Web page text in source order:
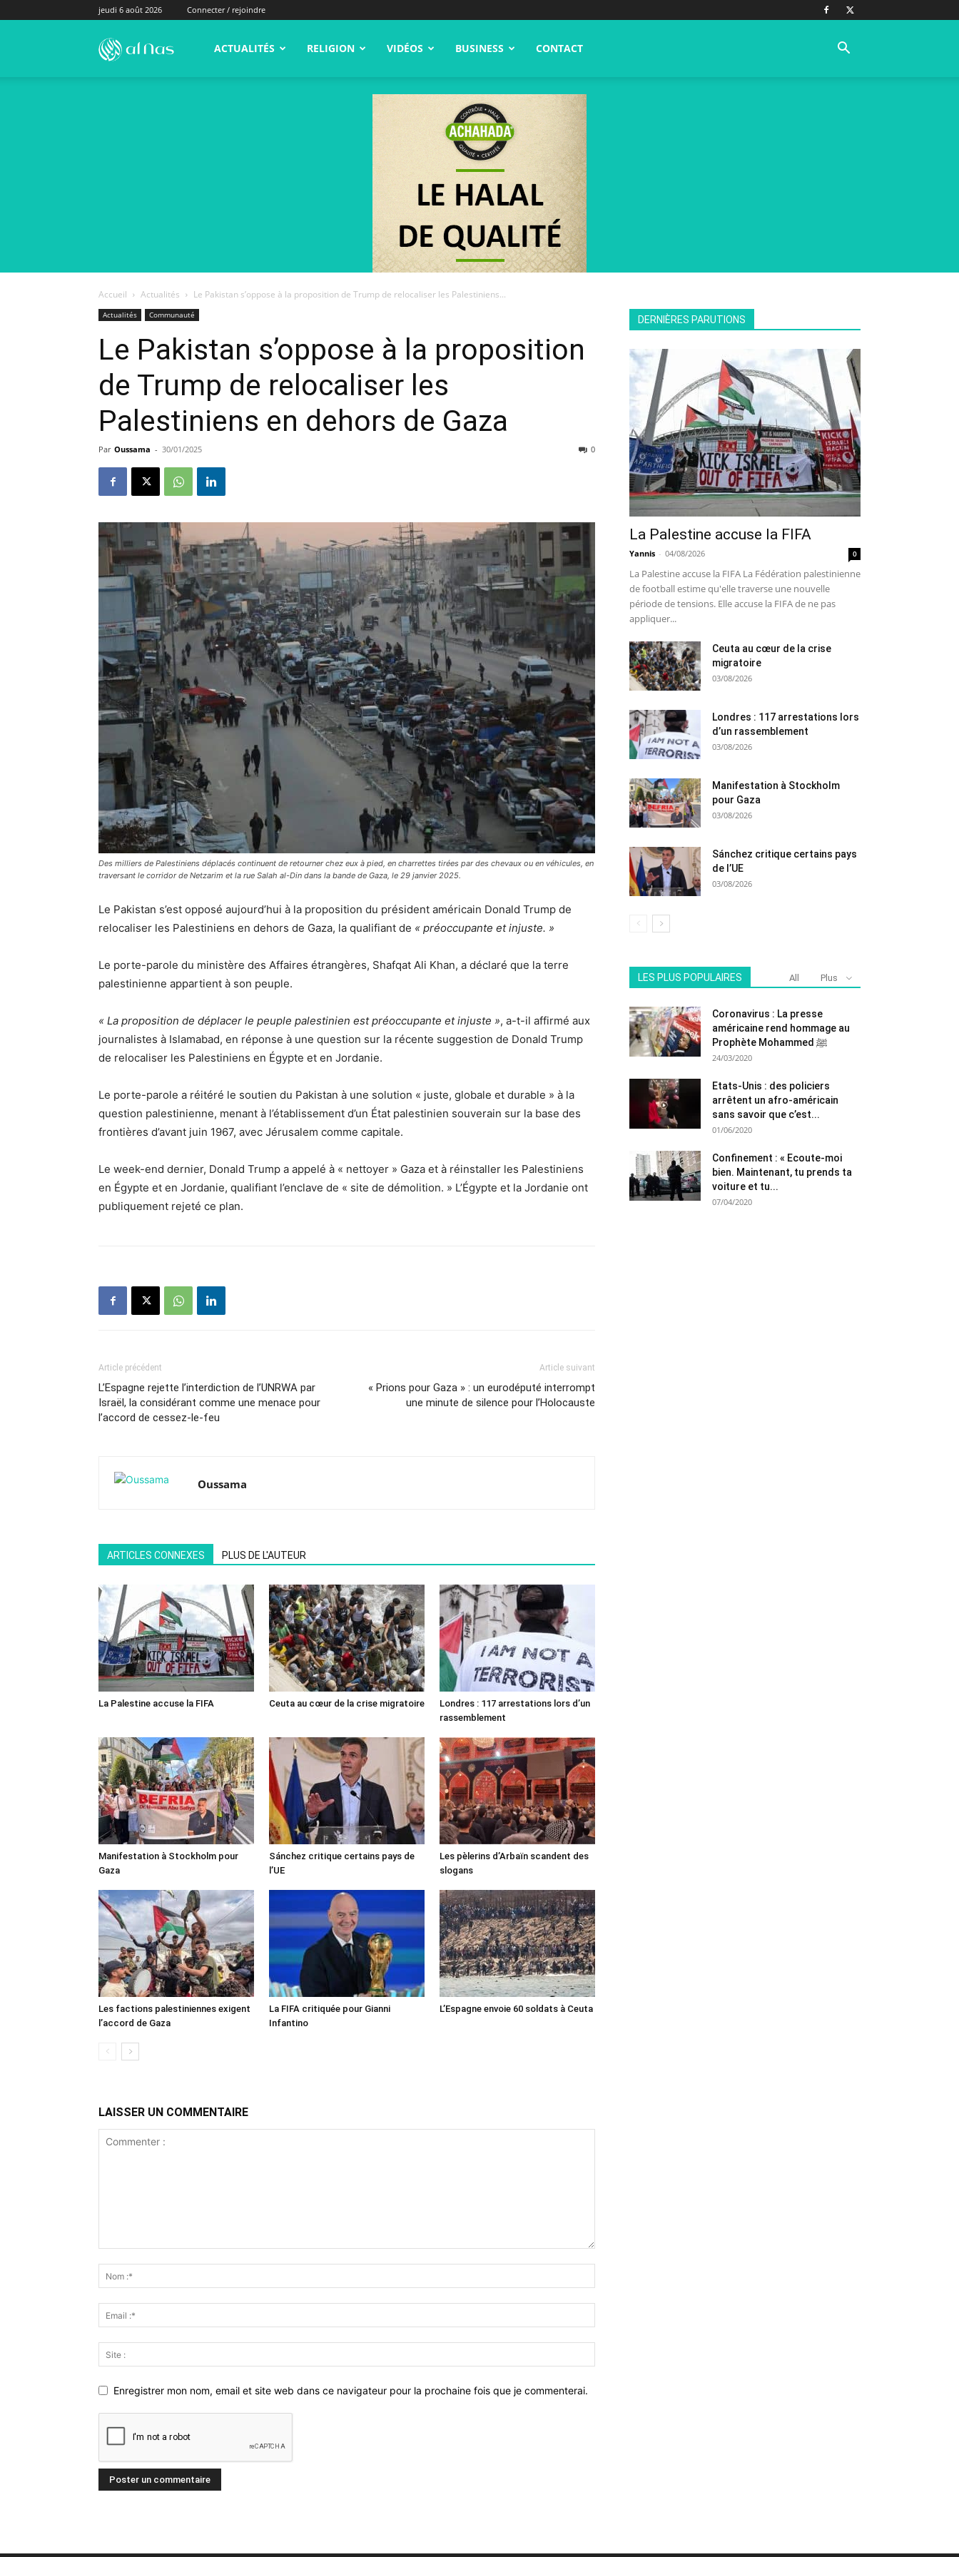
jeudi 6 août 2026 Connecter / rejoindre
alNas.fr ACTUALITÉS RELIGION VIDÉOS BUSINESS CONTACT
Accueil Actualités Le Pakistan s’oppose à la proposition de Trump de relocaliser les Palestiniens...
Actualités Communauté
Le Pakistan s’oppose à la proposition
de Trump de relocaliser les
Palestiniens en dehors de Gaza
Par Oussama - 30/01/2025 0
Des milliers de Palestiniens déplacés continuent de retourner chez eux à pied, en charrettes tirées par des chevaux ou en véhicules, en
traversant le corridor de Netzarim et la rue Salah al-Din dans la bande de Gaza, le 29 janvier 2025.
Le Pakistan s’est opposé aujourd’hui à la proposition du président américain Donald Trump de
relocaliser les Palestiniens en dehors de Gaza, la qualifiant de « préoccupante et injuste. »
Le porte-parole du ministère des Affaires étrangères, Shafqat Ali Khan, a déclaré que la terre
palestinienne appartient à son peuple.
« La proposition de déplacer le peuple palestinien est préoccupante et injuste », a-t-il affirmé aux
journalistes à Islamabad, en réponse à une question sur la récente suggestion de Donald Trump
de relocaliser les Palestiniens en Égypte et en Jordanie.
Le porte-parole a réitéré le soutien du Pakistan à une solution « juste, globale et durable » à la
question palestinienne, menant à l’établissement d’un État palestinien souverain sur la base des
frontières d’avant juin 1967, avec Jérusalem comme capitale.
Le week-end dernier, Donald Trump a appelé à « nettoyer » Gaza et à réinstaller les Palestiniens
en Égypte et en Jordanie, qualifiant l’enclave de « site de démolition. » L’Égypte et la Jordanie ont
publiquement rejeté ce plan.
Article précédent
L’Espagne rejette l’interdiction de l’UNRWA par
Israël, la considérant comme une menace pour
l’accord de cessez-le-feu
Article suivant
« Prions pour Gaza » : un eurodéputé interrompt
une minute de silence pour l’Holocauste
Oussama
ARTICLES CONNEXES PLUS DE L'AUTEUR
La Palestine accuse la FIFA Ceuta au cœur de la crise migratoire
Londres : 117 arrestations lors d’un
rassemblement
Manifestation à Stockholm pour
Gaza
Sánchez critique certains pays de
l’UE
Les pèlerins d’Arbaïn scandent des
slogans
Les factions palestiniennes exigent
l’accord de Gaza
La FIFA critiquée pour Gianni
Infantino
L’Espagne envoie 60 soldats à Ceuta
LAISSER UN COMMENTAIRE
Enregistrer mon nom, email et site web dans ce navigateur pour la prochaine fois que je commenterai.
DERNIÈRES PARUTIONS
La Palestine accuse la FIFA
Yannis - 04/08/2026 0
La Palestine accuse la FIFA La Fédération palestinienne
de football estime qu'elle traverse une nouvelle
période de tensions. Elle accuse la FIFA de ne pas
appliquer...
Ceuta au cœur de la crise
migratoire
03/08/2026
Londres : 117 arrestations lors
d’un rassemblement
03/08/2026
Manifestation à Stockholm
pour Gaza
03/08/2026
Sánchez critique certains pays
de l’UE
03/08/2026
LES PLUS POPULAIRES All Plus
Coronavirus : La presse
américaine rend hommage au
Prophète Mohammed ﷺ
24/03/2020
Etats-Unis : des policiers
arrêtent un afro-américain
sans savoir que c’est...
01/06/2020
Confinement : « Ecoute-moi
bien. Maintenant, tu prends ta
voiture et tu...
07/04/2020